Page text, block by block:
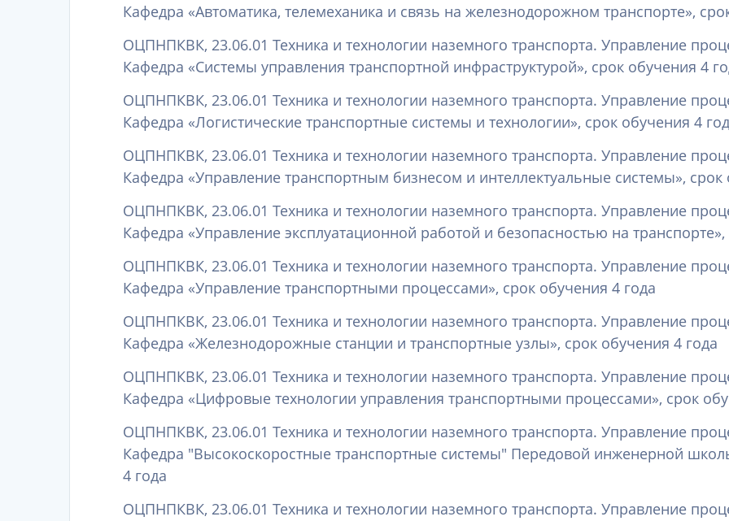
Кафедра «Автоматика, телемеханика и связь на железнодорожном транспорте»,
ОЦПНПКВК, 23.06.01 Техника и технологии наземного транспорта. Управление
Кафедра «Системы управления транспортной инфраструктурой», срок обучения 4
ОЦПНПКВК, 23.06.01 Техника и технологии наземного транспорта. Управление
Кафедра «Логистические транспортные системы и технологии», срок обучения 4
ОЦПНПКВК, 23.06.01 Техника и технологии наземного транспорта. Управление
Кафедра «Управление транспортным бизнесом и интеллектуальные системы», срок
ОЦПНПКВК, 23.06.01 Техника и технологии наземного транспорта. Управление
Кафедра «Управление эксплуатационной работой и безопасностью на
ОЦПНПКВК, 23.06.01 Техника и технологии наземного транспорта. Управление
Кафедра «Управление транспортными процессами», срок обучения 4 года
ОЦПНПКВК, 23.06.01 Техника и технологии наземного транспорта. Управление
Кафедра «Железнодорожные станции и транспортные узлы», срок обучения 4 года
ОЦПНПКВК, 23.06.01 Техника и технологии наземного транспорта. Управление
Кафедра «Цифровые технологии управления транспортными процессами», срок
ОЦПНПКВК, 23.06.01 Техника и технологии наземного транспорта. Управление
Кафедра "Высокоскоростные транспортные системы" Передовой инженерной
4 года
ОЦПНПКВК, 23.06.01 Техника и технологии наземного транспорта. Управление